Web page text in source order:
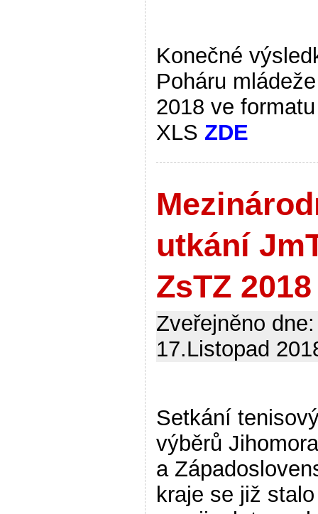
Konečné
Poháru
2018 ve formatu
XLS ZDE
utkání
ZsTZ 2018
Zveřejněno dne:
17.Listopad
Setkání
výběrů
a
kraje se již